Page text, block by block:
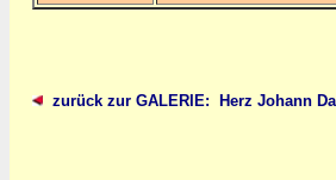
zurück zur GALERIE: Herz Johann